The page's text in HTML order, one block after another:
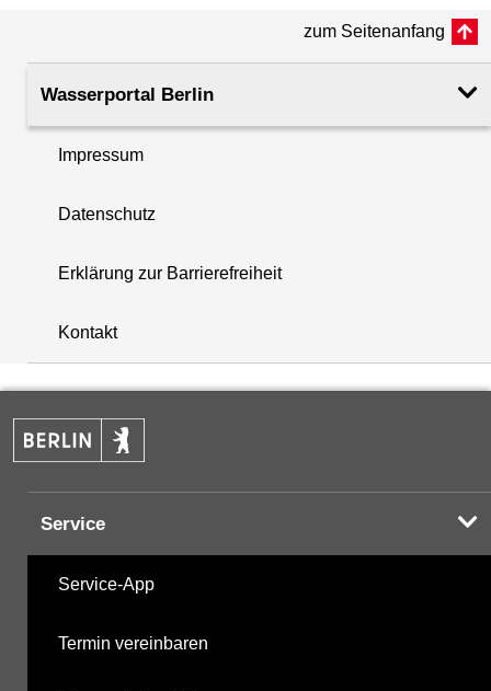
+
−
zum Seitenanfang
Wasserportal Berlin
Impressum
Datenschutz
Erklärung zur Barrierefreiheit
Kontakt
Service
Service-App
Termin vereinbaren